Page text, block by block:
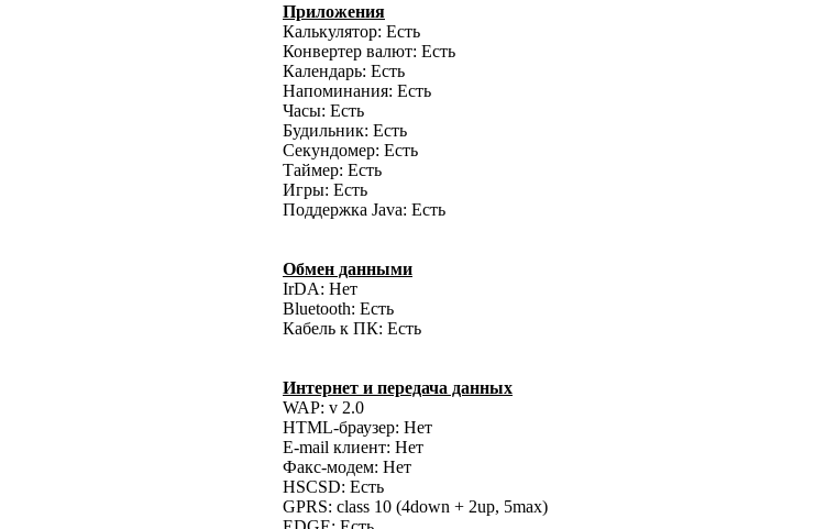
Приложения
Калькулятор: Есть
Конвертер валют: Есть
Календарь: Есть
Напоминания: Есть
Часы: Есть
Будильник: Есть
Секундомер: Есть
Таймер: Есть
Игры: Есть
Поддержка Java: Есть
Обмен данными
IrDA: Нет
Bluetooth: Есть
Кабель к ПК: Есть
Интернет и передача данных
WAP: v 2.0
HTML-браузер: Нет
E-mail клиент: Нет
Факс-модем: Нет
HSCSD: Есть
GPRS: сlass 10 (4down + 2up, 5max)